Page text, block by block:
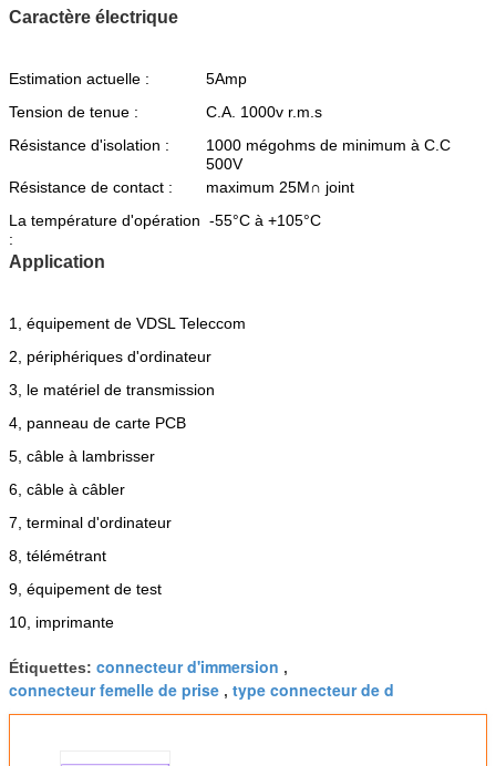
Caractère électrique
Estimation actuelle :
5Amp
Tension de tenue :
C.A. 1000v r.m.s
Résistance d'isolation :
1000 mégohms de minimum à C.C
500V
Résistance de contact :
maximum 25M∩ joint
La température d'opération
:
-55°C à +105°C
Application
1, équipement de VDSL Teleccom
2, périphériques d'ordinateur
3, le matériel de transmission
4, panneau de carte PCB
5, câble à lambrisser
6, câble à câbler
7, terminal d'ordinateur
8, télémétrant
9, équipement de test
10, imprimante
Étiquettes: connecteur d'immersion ,
connecteur femelle de prise , type connecteur de d